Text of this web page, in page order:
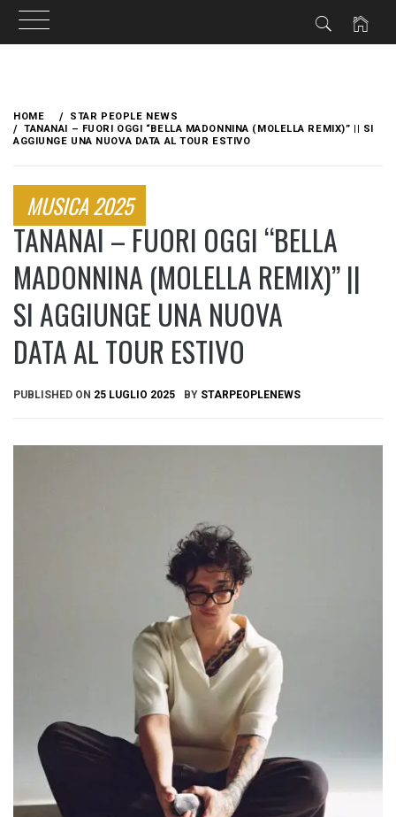
content
HOME
STAR PEOPLE NEWS
TANANAI – FUORI OGGI “BELLA MADONNINA (MOLELLA REMIX)” || SI
AGGIUNGE UNA NUOVA DATA AL TOUR ESTIVO
MUSICA 2025
TANANAI – FUORI OGGI “BELLA
MADONNINA (MOLELLA REMIX)” ||
SI AGGIUNGE UNA NUOVA
DATA AL TOUR ESTIVO
PUBLISHED ON 25 LUGLIO 2025 BY STARPEOPLENEWS